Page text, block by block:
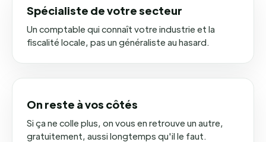
Spécialiste de votre secteur
Un comptable qui connaît votre industrie et la
fiscalité locale, pas un généraliste au hasard.
On reste à vos côtés
Si ça ne colle plus, on vous en retrouve un autre,
gratuitement, aussi longtemps qu'il le faut.